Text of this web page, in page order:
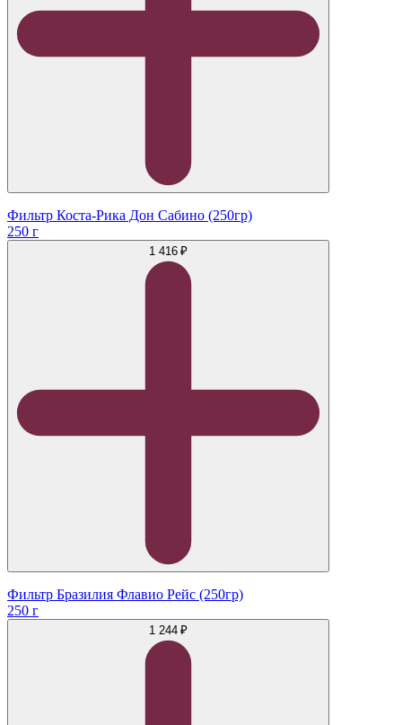
Фильтр Коста-Рика Дон Сабино (250гр)
250 г
1 416 ₽
Фильтр Бразилия Флавио Рейс (250гр)
250 г
1 244 ₽